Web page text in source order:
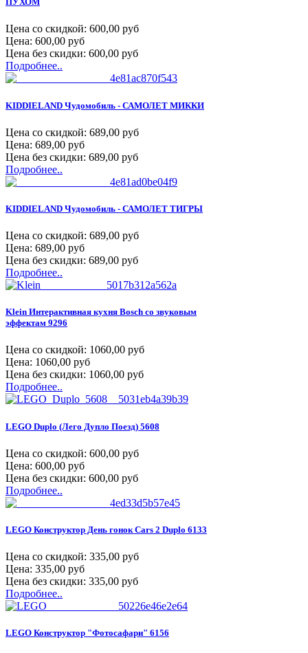
Цена со скидкой: 600,00 руб
Цена: 600,00 руб
Цена без скидки: 600,00 руб
Подробнее..
KIDDIELAND Чудомобиль - САМОЛЕТ МИККИ
Цена со скидкой: 689,00 руб
Цена: 689,00 руб
Цена без скидки: 689,00 руб
Подробнее..
KIDDIELAND Чудомобиль - САМОЛЕТ ТИГРЫ
Цена со скидкой: 689,00 руб
Цена: 689,00 руб
Цена без скидки: 689,00 руб
Подробнее..
Klein Интерактивная кухня Bosch со звуковым
эффектам 9296
Цена со скидкой: 1060,00 руб
Цена: 1060,00 руб
Цена без скидки: 1060,00 руб
Подробнее..
LEGO Duplo (Лего Дупло Поезд) 5608
Цена со скидкой: 600,00 руб
Цена: 600,00 руб
Цена без скидки: 600,00 руб
Подробнее..
LEGO Конструктор День гонок Cars 2 Duplo 6133
Цена со скидкой: 335,00 руб
Цена: 335,00 руб
Цена без скидки: 335,00 руб
Подробнее..
LEGO Конструктор "Фотосафари" 6156